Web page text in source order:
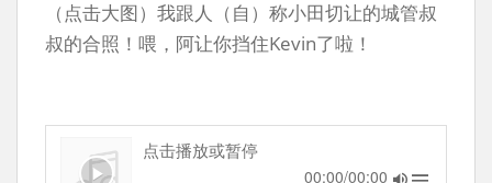
（点击大图）我跟人（自）称小田切让的城管叔
叔的合照！喂，阿让你挡住Kevin了啦！
点击播放或暂停
00:00/00:00